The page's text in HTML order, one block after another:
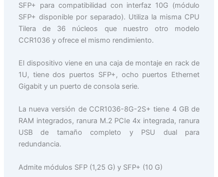
SFP+ para compatibilidad con interfaz 10G (módulo
SFP+ disponible por separado). Utiliza la misma CPU
Tilera de 36 núcleos que nuestro otro modelo
CCR1036 y ofrece el mismo rendimiento.
El dispositivo viene en una caja de montaje en rack de
1U, tiene dos puertos SFP+, ocho puertos Ethernet
Gigabit y un puerto de consola serie.
La nueva versión de CCR1036-8G-2S+ tiene 4 GB de
RAM integrados, ranura M.2 PCIe 4x integrada, ranura
USB de tamaño completo y PSU dual para
redundancia.
Admite módulos SFP (1,25 G) y SFP+ (10 G)